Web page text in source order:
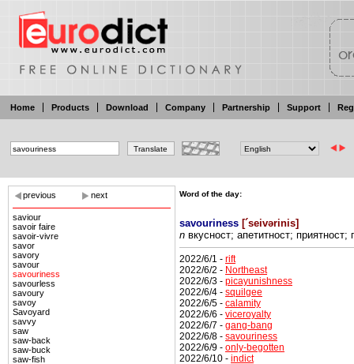
Home Products Download Company Partnership Support
previous next
saviour
savoir faire
savoir-vivre
savor
savory
savour
savouriness
savourless
savoury
savoy
Savoyard
savvy
saw
saw-back
saw-buck
saw-fish
Word of the day:
savouriness [´seivərinis]
n вкусност; апетитност; приятност;
2022/6/1 - rift
2022/6/2 - Northeast
2022/6/3 - picayunishness
2022/6/4 - squilgee
2022/6/5 - calamity
2022/6/6 - viceroyalty
2022/6/7 - gang-bang
2022/6/8 - savouriness
2022/6/9 - only-begotten
2022/6/10 - indict